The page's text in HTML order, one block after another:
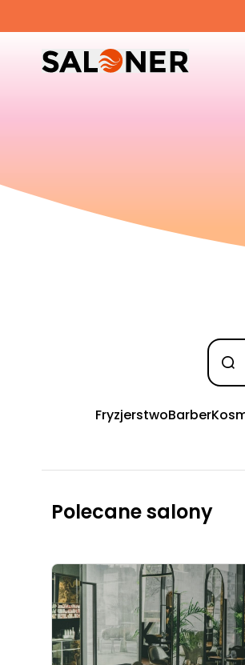
FryzjerstwoBarber
Polecane salony